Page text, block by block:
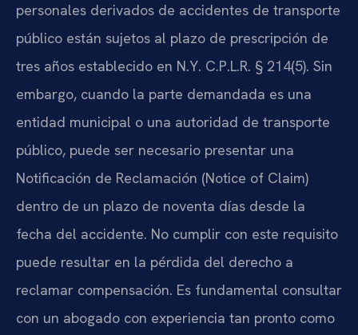
personales derivados de accidentes de transporte
público están sujetos al plazo de prescripción de
tres años establecido en N.Y. C.P.L.R. § 214(5). Sin
embargo, cuando la parte demandada es una
entidad municipal o una autoridad de transporte
público, puede ser necesario presentar una
Notificación de Reclamación (Notice of Claim)
dentro de un plazo de noventa días desde la
fecha del accidente. No cumplir con este requisito
puede resultar en la pérdida del derecho a
reclamar compensación. Es fundamental consultar
con un abogado con experiencia tan pronto como